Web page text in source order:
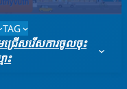
TAG
រើសរើសការចូលចុះ
ះ